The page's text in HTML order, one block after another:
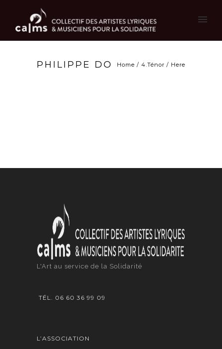
PHILIPPE DO Home / 4.Ténor / Here
L'Art au service de la Solidarité
TÉL. 06 60 36 99 09
L’ASSOCIATION